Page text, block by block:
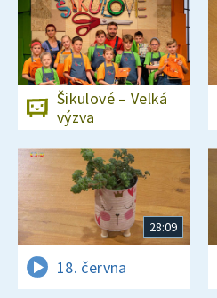
Šikulové – Velká
výzva
28:09
18. června